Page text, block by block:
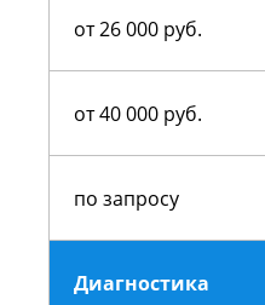
от 26 000 руб.
от 40 000 руб.
по запросу
Диагностика